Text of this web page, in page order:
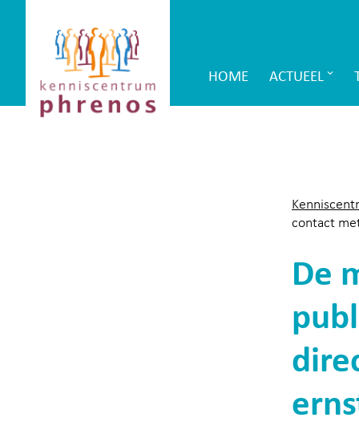
Phrenos
website
Main
HOME ACTUEEL
contact
De